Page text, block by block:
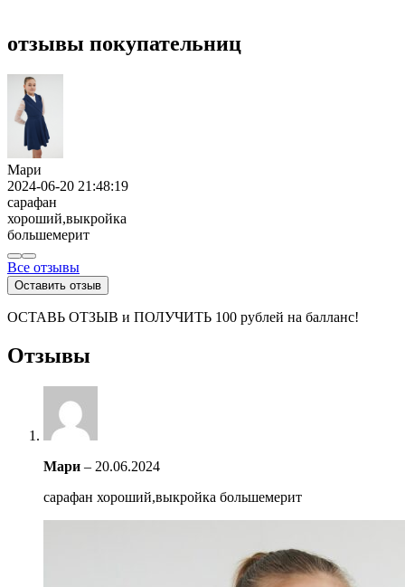
отзывы покупательниц
Мари
2024-06-20 21:48:19
сарафан
хороший,выкройка
большемерит
Все отзывы
Оставить отзыв
ОСТАВЬ ОТЗЫВ и ПОЛУЧИТЬ 100 рублей на балланс!
Отзывы
Мари – 20.06.2024
сарафан хороший,выкройка большемерит